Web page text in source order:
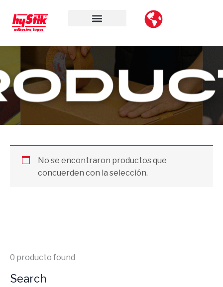
contenido
0 producto found
Search
No se encontraron productos que
concuerden con la selección.